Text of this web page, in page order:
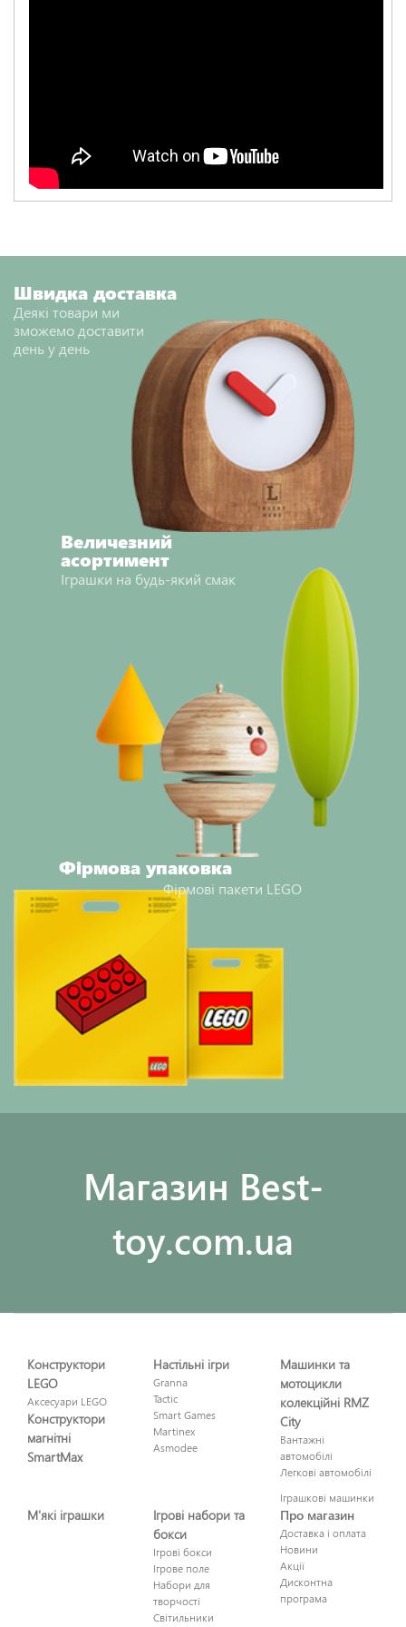
Швидка доставка
Деякі товари ми
зможемо доставити
день у день
Величезний
асортимент
Іграшки на будь-який смак
Фірмова упаковка
Фірмові пакети LEGO
Maгазин Best-
toy.com.ua
Конструктори
LEGO
Аксесуари LEGO
Конструктори
магнітні
SmartMax
Настільні ігри
Granna
Tactic
Smart Games
Martinex
Asmodee
Машинки та
мотоцикли
колекційні RMZ
City
Вантажні
автомобілі
Легкові автомобілі
Іграшкові машинки
М'які іграшки
Ігрові набори та
бокси
Ігрові бокси
Ігрове поле
Набори для
творчості
Світильники
Про магазин
Доставка і оплата
Новини
Акції
Дисконтна
програма